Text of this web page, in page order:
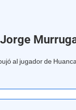
al jugador de